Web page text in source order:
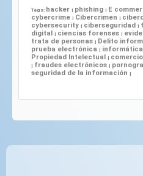
Tags: hacker | phishing | E
cybercrime | Cibercrimen |
cybersecurity | ciberseguridad |
digital | ciencias forenses |
trata de personas | Delito
prueba electrónica |
Propiedad Intelectual |
| fraudes electrónicos |
seguridad de la información |